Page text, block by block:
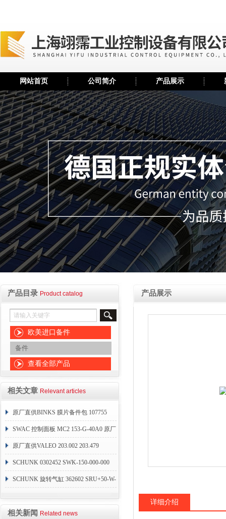
网站首页 公司简介 产品展示
产品目录 Product catalog
欧美进口备件
备件
查看全部产品
相关文章 Relevant articles
原厂直供BINKS 膜片备件包 107755
SWAC 控制面板 MC2 153-G-40A0 原厂
直销
原厂直供VALEO 203.002 203.479
SCHUNK 0302452 SWK-150-000-000
SCHUNK 旋转气缸 362602 SRU+50-W-
相关新闻 Related news
产品展示
详细介绍